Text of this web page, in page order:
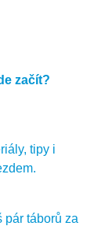
začít?
tipy i
pár táborů za